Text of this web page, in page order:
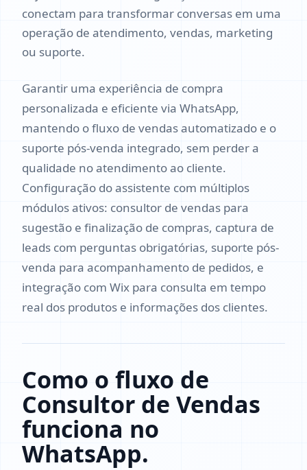
conectam para transformar conversas em uma
operação de atendimento, vendas, marketing
ou suporte.
Garantir uma experiência de compra
personalizada e eficiente via WhatsApp,
mantendo o fluxo de vendas automatizado e o
suporte pós-venda integrado, sem perder a
qualidade no atendimento ao cliente.
Configuração do assistente com múltiplos
módulos ativos: consultor de vendas para
sugestão e finalização de compras, captura de
leads com perguntas obrigatórias, suporte pós-
venda para acompanhamento de pedidos, e
integração com Wix para consulta em tempo
real dos produtos e informações dos clientes.
Como o fluxo de
Consultor de Vendas
funciona no
WhatsApp.